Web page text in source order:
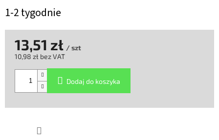
1-2 tygodnie
13,51 zł / szt
10,98 zł bez VAT
jednostkowa:
Dodaj do koszyka